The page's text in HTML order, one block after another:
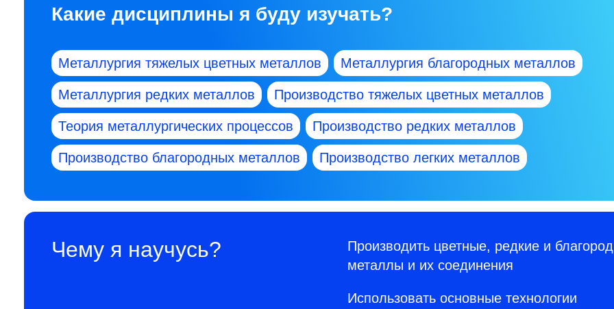
Какие дисциплины я буду изучать?
Металлургия тяжелых цветных металлов Металлургия благородных металлов
Металлургия редких металлов Производство тяжелых цветных металлов
Теория металлургических процессов Производство редких металлов
Производство благородных металлов Производство легких металлов
Чему я научусь?
Производить цветные, редкие и
металлы и их соединения
Использовать основные технологии